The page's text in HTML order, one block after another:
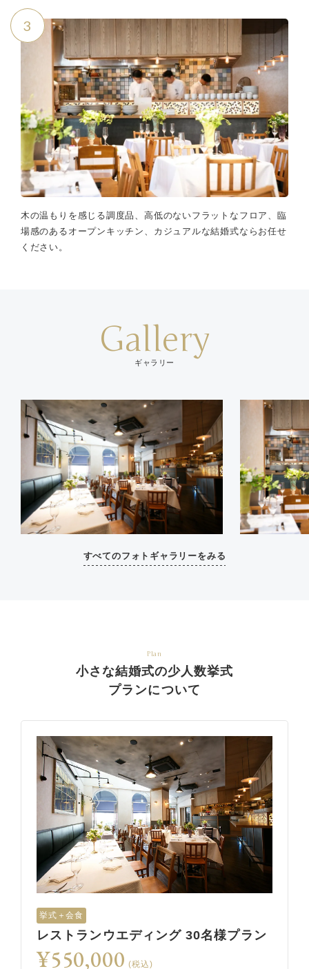
3
木の温もりを感じる調度品、高低のないフラットなフロア、臨
場感のあるオープンキッチン、カジュアルな結婚式ならお任せ
ください。
Gallery
ギャラリー
すべてのフォトギャラリーをみる
Plan
小さな結婚式の少人数挙式
プランについて
挙式＋会食
レストランウエディング 30名様プラン
¥550,000 (税込)